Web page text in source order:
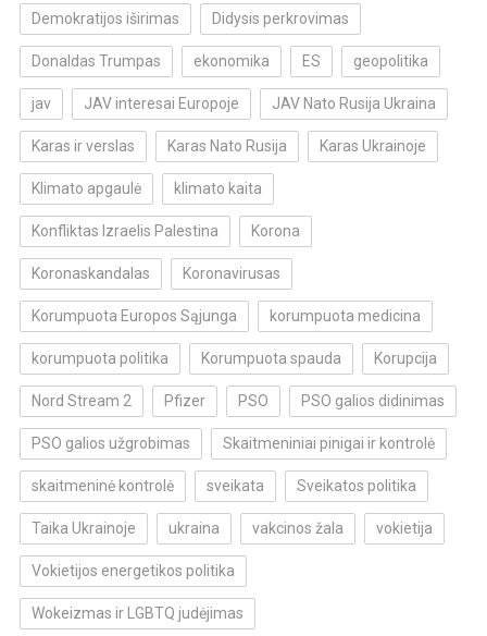
Demokratijos iširimas Didysis perkrovimas
Donaldas Trumpas ekonomika ES geopolitika
jav JAV interesai Europoje JAV Nato Rusija Ukraina
Karas ir verslas Karas Nato Rusija Karas Ukrainoje
Klimato apgaulė klimato kaita
Konfliktas Izraelis Palestina Korona
Koronaskandalas Koronavirusas
Korumpuota Europos Sąjunga korumpuota medicina
korumpuota politika Korumpuota spauda Korupcija
Nord Stream 2 Pfizer PSO PSO galios didinimas
PSO galios užgrobimas Skaitmeniniai pinigai ir kontrolė
skaitmeninė kontrolė sveikata Sveikatos politika
Taika Ukrainoje ukraina vakcinos žala vokietija
Vokietijos energetikos politika
Wokeizmas ir LGBTQ judėjimas